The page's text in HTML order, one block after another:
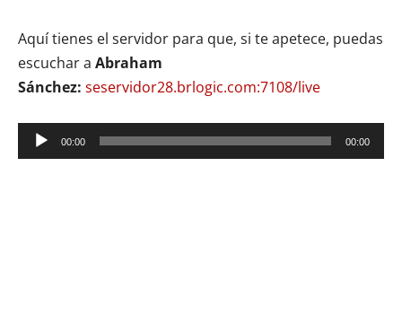
Aquí tienes el servidor para que, si te apetece, puedas
escuchar a Abraham
Sánchez: seservidor28.brlogic.com:7108/live
Reproductor
de
00:00 00:00